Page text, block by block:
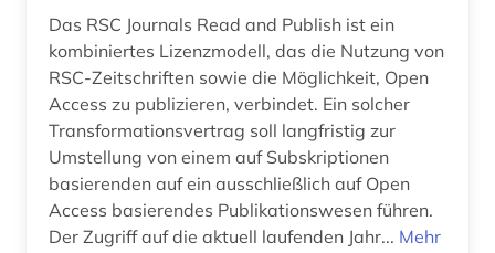
umwelt (2)
umwelttechnik (1)
umweltwissenschaft (1)
unesco (1)
usa (1)
Das RSC Journals Read and Publish ist ein
kombiniertes Lizenzmodell, das die Nutzung von
RSC-Zeitschriften sowie die Möglichkeit, Open
Access zu publizieren, verbindet. Ein solcher
Transformationsvertrag soll langfristig zur
Umstellung von einem auf Subskriptionen
basierenden auf ein ausschließlich auf Open
Access basierendes Publikationswesen führen.
Der Zugriff auf die aktuell laufenden Jahr... Mehr